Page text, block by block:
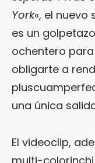
York«, el nuevo
es un
ochentero
obligarte a
una única
El videoclip,